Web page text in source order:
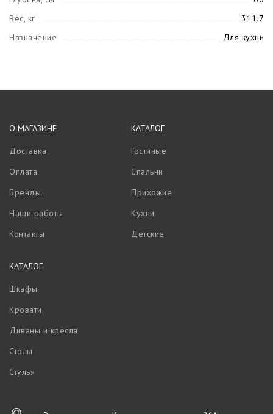
Вес, кг
311.7
Назначение
Для кухни
О МАГАЗИНЕ
Доставка
Оплата
Бренды
Наши работы
Контакты
КАТАЛОГ
Гостиные
Спальни
Прихожие
Кухни
Детские
КАТАЛОГ
Шкафы
Кровати
Диваны и кресла
Столы
Стулья